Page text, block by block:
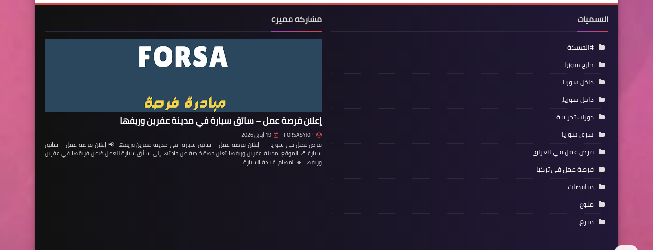
التسميات
#الحسكة
خارج سوريا
داخل سوريا
داخل سوريا،
دورات تدريبية
شرق سوريا
فرص عمل في العراق
فرصة عمل في تركيا
مناقصات
منوع
منوع،
مشاركة مميزة
إعلان فرصة عمل – سائق سيارة في مدينة عفرين وريفها
FORSASYJOP 19 أبريل 2026
فرص عمل في سوريا إعلان فرصة عمل – سائق سيارة في مدينة عفرين وريفها 📢 إعلان فرصة عمل – سائق
سيارة 📍 الموقع: مدينة عفرين وريفها تعلن جهة خاصة عن حاجتها إلى سائق سيارة للعمل ضمن فريقها في عفرين
وريفها. 🔹 المهام: قيادة السيارة…